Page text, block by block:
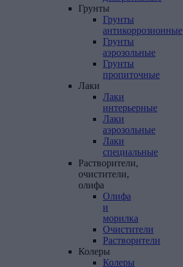
Грунты
Грунты
антикоррозионные
Грунты
аэрозольные
Грунты
пропиточные
Лаки
Лаки
интерьерные
Лаки
аэрозольные
Лаки
специальные
Растворители,
очистители,
олифа
Олифа
и
морилка
Очистители
Растворители
Колеры
Колеры